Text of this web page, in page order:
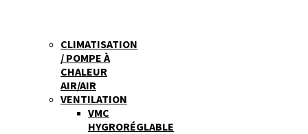
CLIMATISATION
/ POMPE À
CHALEUR
AIR/AIR
VENTILATION
VMC
HYGRORÉGLABLE